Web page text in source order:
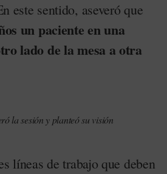
este sentido, aseveró que
un paciente en una
lado de la mesa a otra
la sesión y planteó su visión
líneas de trabajo que deben